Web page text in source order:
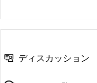
ディスカッション